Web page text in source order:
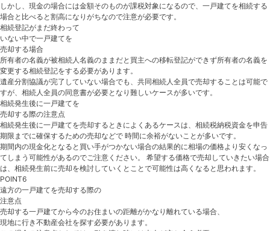
しかし、現金の場合には金額そのものが課税対象になるので、一戸建てを相続する
場合と比べると割高になりがちなので注意が必要です。
相続登記がまだ終わって
いない中で一戸建てを
売却する場合
所有者の名義が被相続人名義のままだと買主への移転登記ができず所有者の名義を
変更する相続登記をする必要があります。
遺産分割協議が完了していない場合でも、共同相続人全員で売却することは可能で
すが、相続人全員の同意書が必要となり難しいケースが多いです。
相続発生後に一戸建てを
売却する際の注意点
相続発生後に一戸建てを売却するときによくあるケースは、相続税納税資金を申告
期限までに確保するための売却などで 時間に余裕がないことが多いです。
期間内の現金化となると買い手がつかない場合の結果的に相場の価格より安くなっ
てしまう可能性があるのでご注意ください。 希望する価格で売却していきたい場合
は、相続発生前に売却を検討していくとことで可能性は高くなると思われます。
POINT6
遠方の一戸建てを売却する際の
注意点
売却する一戸建てから今のお住まいの距離がかなり離れている場合、
現地に行き不動産会社を探す必要があります。